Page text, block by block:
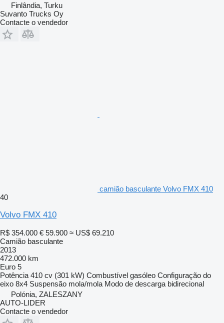
Finlândia, Turku
Suvanto Trucks Oy
Contacte o vendedor
camião basculante Volvo FMX 410
40
Volvo FMX 410
R$ 354.000 € 59.900 ≈ US$ 69.210
Camião basculante
2013
472.000 km
Euro 5
Potência 410 cv (301 kW) Combustível gasóleo Configuração do
eixo 8x4 Suspensão mola/mola Modo de descarga bidirecional
Polónia, ZALESZANY
AUTO-LIDER
Contacte o vendedor